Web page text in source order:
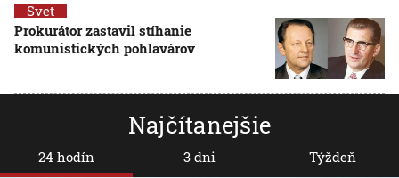
Svet
Prokurátor zastavil stíhanie
komunistických pohlavárov
Najčítanejšie
24 hodín 3 dni Týždeň